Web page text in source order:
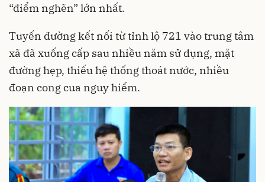
“điểm nghẽn” lớn nhất.
Tuyến đường kết nối từ tỉnh lộ 721 vào trung tâm
xã đã xuống cấp sau nhiều năm sử dụng, mặt
đường hẹp, thiếu hệ thống thoát nước, nhiều
đoạn cong cua nguy hiểm.